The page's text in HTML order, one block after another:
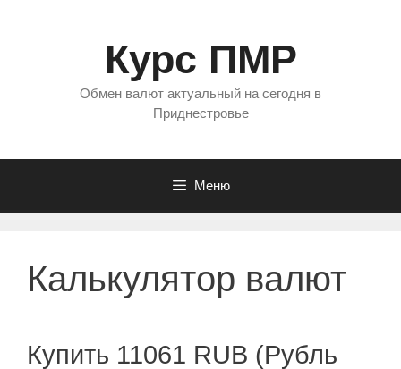
Курс ПМР
Обмен валют актуальный на сегодня в
Приднестровье
Меню
Калькулятор валют
Купить 11061 RUB (Рубль